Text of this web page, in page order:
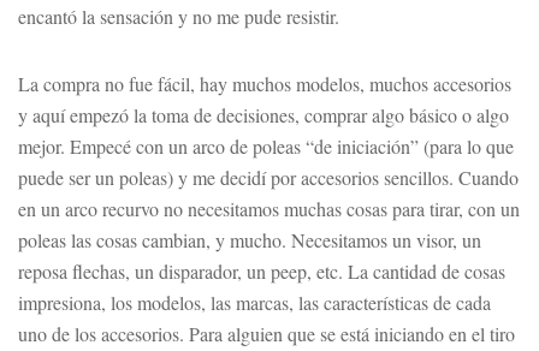
encantó la sensación y no me pude resistir.
La compra no fue fácil, hay muchos modelos, muchos accesorios
y aquí empezó la toma de decisiones, comprar algo básico o algo
mejor. Empecé con un arco de poleas “de iniciación” (para lo que
puede ser un poleas) y me decidí por accesorios sencillos. Cuando
en un arco recurvo no necesitamos muchas cosas para tirar, con un
poleas las cosas cambian, y mucho. Necesitamos un visor, un
reposa flechas, un disparador, un peep, etc. La cantidad de cosas
impresiona, los modelos, las marcas, las características de cada
uno de los accesorios. Para alguien que se está iniciando en el tiro